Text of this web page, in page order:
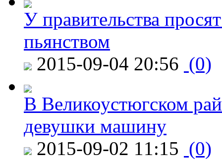
У правительства
пьянством
2015-09-04 20:56 (0)
В Великоустюгском
девушки машину
2015-09-02 11:15 (0)